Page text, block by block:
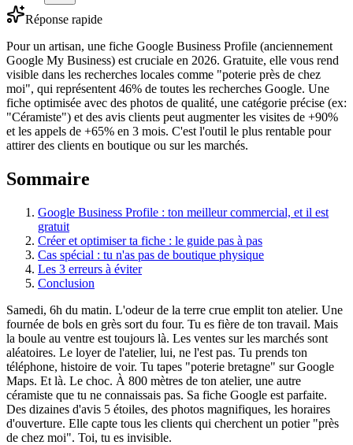
Réponse rapide
Pour un artisan, une fiche Google Business Profile (anciennement
Google My Business) est cruciale en 2026. Gratuite, elle vous rend
visible dans les recherches locales comme "poterie près de chez
moi", qui représentent 46% de toutes les recherches Google. Une
fiche optimisée avec des photos de qualité, une catégorie précise (ex:
"Céramiste") et des avis clients peut augmenter les visites de +90%
et les appels de +65% en 3 mois. C'est l'outil le plus rentable pour
attirer des clients en boutique ou sur les marchés.
Sommaire
Google Business Profile : ton meilleur commercial, et il est
gratuit
Créer et optimiser ta fiche : le guide pas à pas
Cas spécial : tu n'as pas de boutique physique
Les 3 erreurs à éviter
Conclusion
Samedi, 6h du matin. L'odeur de la terre crue emplit ton atelier. Une
fournée de bols en grès sort du four. Tu es fière de ton travail. Mais
la boule au ventre est toujours là. Les ventes sur les marchés sont
aléatoires. Le loyer de l'atelier, lui, ne l'est pas. Tu prends ton
téléphone, histoire de voir. Tu tapes "poterie bretagne" sur Google
Maps. Et là. Le choc. À 800 mètres de ton atelier, une autre
céramiste que tu ne connaissais pas. Sa fiche Google est parfaite.
Des dizaines d'avis 5 étoiles, des photos magnifiques, les horaires
d'ouverture. Elle capte tous les clients qui cherchent un potier "près
de chez moi". Toi, tu es invisible.